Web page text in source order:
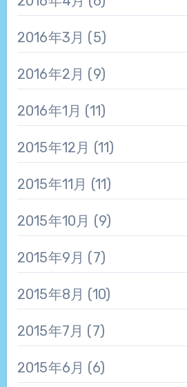
2016年3月 (5)
2016年2月 (9)
2016年1月 (11)
2015年12月 (11)
2015年11月 (11)
2015年10月 (9)
2015年9月 (7)
2015年8月 (10)
2015年7月 (7)
2015年6月 (6)